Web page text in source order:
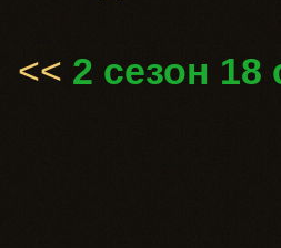
<< 2 сезон 18